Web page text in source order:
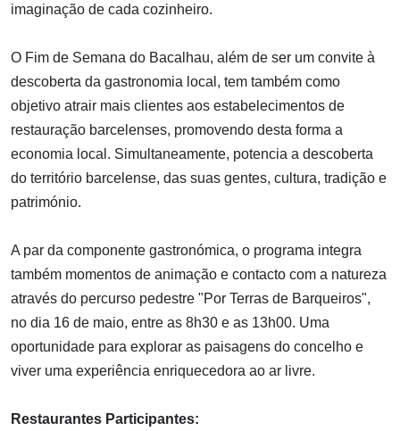
imaginação de cada cozinheiro.
O Fim de Semana do Bacalhau, além de ser um convite à
descoberta da gastronomia local, tem também como
objetivo atrair mais clientes aos estabelecimentos de
restauração barcelenses, promovendo desta forma a
economia local. Simultaneamente, potencia a descoberta
do território barcelense, das suas gentes, cultura, tradição e
património.
A par da componente gastronómica, o programa integra
também momentos de animação e contacto com a natureza
através do percurso pedestre "Por Terras de Barqueiros",
no dia 16 de maio, entre as 8h30 e as 13h00. Uma
oportunidade para explorar as paisagens do concelho e
viver uma experiência enriquecedora ao ar livre.
Restaurantes Participantes: